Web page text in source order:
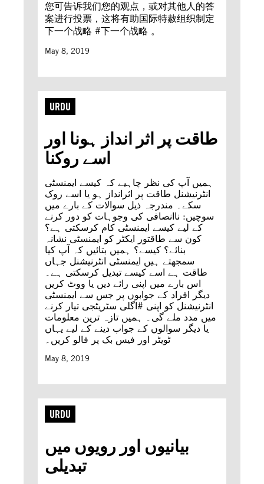
您可告诉我们您的观点，或对其他人的答
案进行投票，这将有助国际特赦组织制定
下一个战略 #下一个战略 。
May 8, 2019
URDU
طاقت پر اثر انداز ہونا اور
اسے روکنا
ہمیں آپ کی نظر چاہیے کہ کیسے ایمنسٹی
انٹرنیشنل طاقت پر اثرانداز ہو یا اسے روک
سکے۔ مندرجہ ذیل سوالات کے بارے میں
سوچیں: ناانصافی کی وجوہات کو دور کرنے
کے لیے کیسے ایمنسٹی کام کرسکتی ہے؟
کون سے طاقتور ایکٹر کو ایمنسٹی نشانہ
بنائے؟ کیسے؟ ہمیں بتائیں کہ آپ کیا
سمجھتے ہیں ایمنسٹی انٹرنیشنل جہاں
طاقت ہے اسے کیسے تبدیل کرسکتی ہے۔
اس بارے میں اپنی رائے دیں یا ووٹ کریں
دیگر افراد کے جوابوں پر جس سے ایمنسٹی
انٹرنیشنل کو اپنی #اگلی سٹریٹجی تیار کرنے
میں مدد ملے گی۔ ہمیں تازہ ترین معلومات
یا دیگر سوالوں کے جواب دینے کے لیے یہاں
ٹویٹر اور فیس بک پر فالو کریں۔
May 8, 2019
URDU
بیانیوں اور رویوں میں
تبدیلی